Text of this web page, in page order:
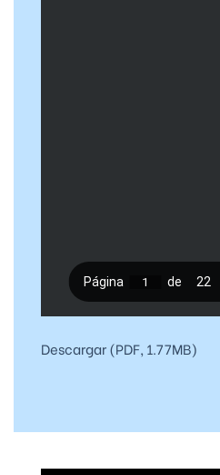
Descargar (PDF, 1.77MB)